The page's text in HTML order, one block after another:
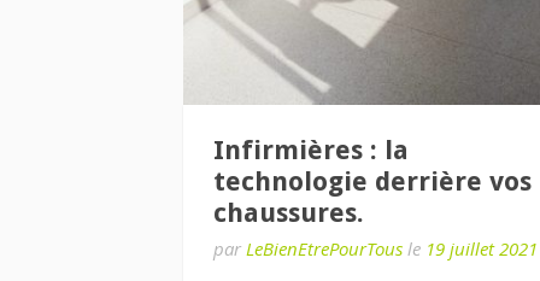
Infirmières : la
technologie derrière vos
chaussures.
par LeBienEtrePourTous le 19 juillet 2021